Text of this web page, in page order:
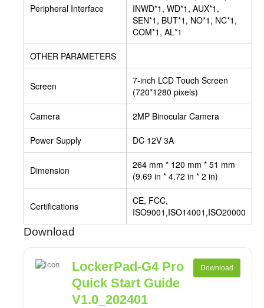
Peripheral Interface
INWD*1, WD*1, AUX*1,
SEN*1, BUT*1, NO*1, NC*1,
COM*1, AL*1
OTHER PARAMETERS
Screen
7-inch LCD Touch Screen
(720*1280 pixels)
Camera 2MP Binocular Camera
Power Supply DC 12V 3A
Dimension
264 mm * 120 mm * 51 mm
(9.69 in * 4.72 in * 2 in)
Certifications
CE, FCC,
ISO9001,ISO14001,ISO20000
Download
LockerPad-G4 Pro
Quick Start Guide
V1.0_202401
Download